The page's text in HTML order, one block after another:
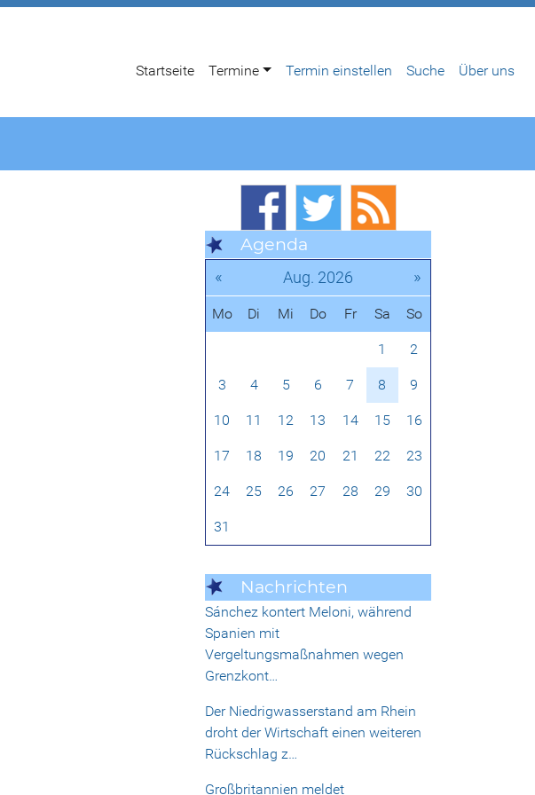
Startseite Termine Termin einstellen Suche Über uns
Agenda
« Aug. 2026 »
Mo Di Mi Do Fr Sa So
1 2
3 4 5 6 7 8 9
10 11 12 13 14 15 16
17 18 19 20 21 22 23
24 25 26 27 28 29 30
31
Nachrichten
Sánchez kontert Meloni, während
Spanien mit
Vergeltungsmaßnahmen wegen
Grenzkont…
Der Niedrigwasserstand am Rhein
droht der Wirtschaft einen weiteren
Rückschlag z…
Großbritannien meldet